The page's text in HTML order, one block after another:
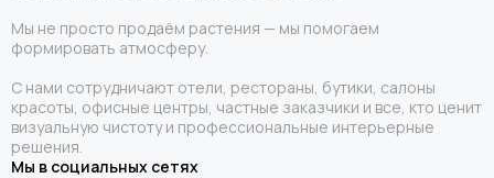
Мы не просто продаём растения — мы помогаем
формировать атмосферу.
С нами сотрудничают отели, рестораны, бутики, салоны
красоты, офисные центры, частные заказчики и все, кто ценит
визуальную чистоту и профессиональные интерьерные
решения.
Мы в социальных сетях